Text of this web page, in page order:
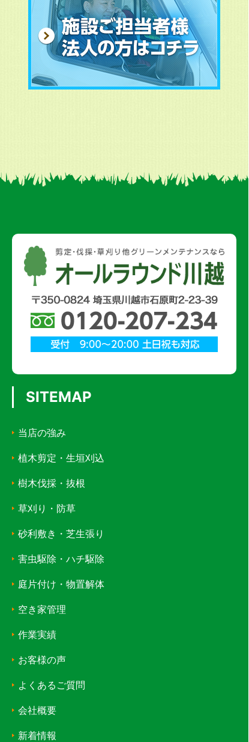
SITEMAP
当店の強み
植木剪定・生垣刈込
樹木伐採・抜根
草刈り・防草
砂利敷き・芝生張り
害虫駆除・ハチ駆除
庭片付け・物置解体
空き家管理
作業実績
お客様の声
よくあるご質問
会社概要
新着情報